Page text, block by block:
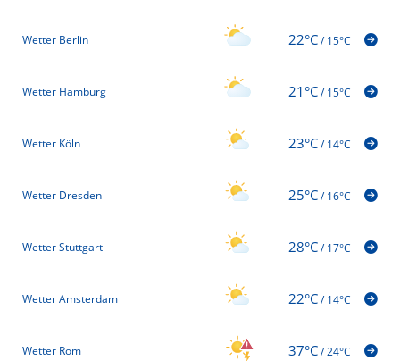
Wetter Berlin 22°C/15°C
Wetter Hamburg 21°C/15°C
Wetter Köln 23°C/14°C
Wetter Dresden 25°C/16°C
Wetter Stuttgart 28°C/17°C
Wetter Amsterdam 22°C/14°C
Wetter Rom 37°C/24°C